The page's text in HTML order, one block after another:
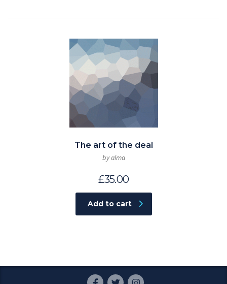
The art of the deal
by alma
£35.00
Add to cart